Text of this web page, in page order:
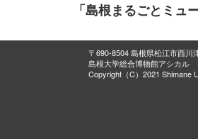
「島根まるごとミ
〒690-8504 島根県松江市西川
島根大学総合博物館アシカル
Copyright（C）2021 Shimane